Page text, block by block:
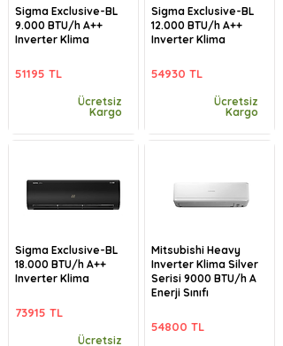
Sigma Exclusive-BL
9.000 BTU/h A++
Inverter Klima
51195 TL
Ücretsiz
Kargo
Sigma Exclusive-BL
18.000 BTU/h A++
Inverter Klima
73915 TL
Ücretsiz
Sigma Exclusive-BL
12.000 BTU/h A++
Inverter Klima
54930 TL
Ücretsiz
Kargo
Mitsubishi Heavy
Inverter Klima Silver
Serisi 9000 BTU/h A
Enerji Sınıfı
54800 TL